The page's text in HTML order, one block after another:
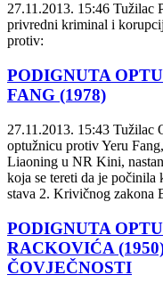
27.11.2013. 15:46 Tužilac
privredni kriminal i
protiv:
PODIGNUTA
FANG (1978)
27.11.2013. 15:43 Tužilac
optužnicu protiv Yeru
Liaoning u NR Kini,
koja se tereti da je počinila
stava 2. Krivičnog zakona
PODIGNUTA
RACKOVIĆA
ČOVJEČNOSTI